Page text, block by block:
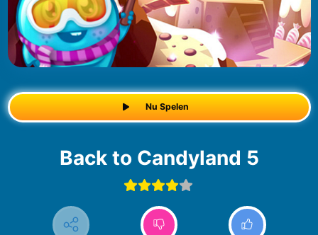
Nu Spelen
Back to Candyland 5